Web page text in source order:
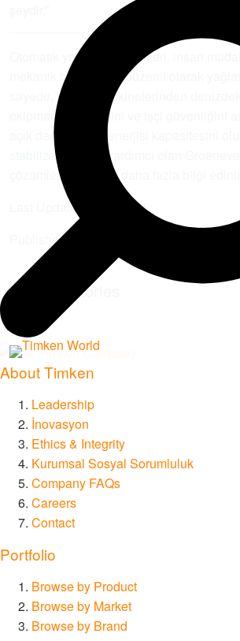
Otomatik yağlama sistemleri, insan
mekanik bileşenlere düzenli olarak
sayede, hafriyat makinelerinden
ekipman verimliliğini ve işçi güvenliğini
açık deniz rüzgar enerjisi kapasitesini
stabilizasyonuna
yardımcı olan
çözümleri hakkında daha fazla bilgi edinin.
Last Updated:
2026/03/9
Published:
Related Stories
About Timken
Leadership
İnovasyon
Ethics & Integrity
Kurumsal Sosyal Sorumluluk
Company FAQs
Careers
Contact
Portfolio
Browse by Product
Browse by Market
Browse by Brand